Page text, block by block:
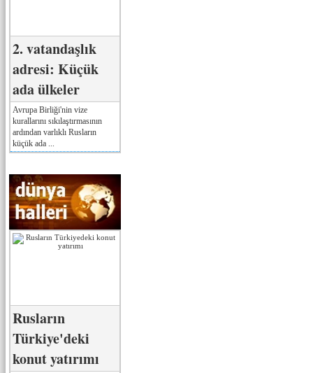
2. vatandaşlık
adresi: Küçük
ada ülkeler
Avrupa Birliği'nin vize
kurallarını sıkılaştırmasının
ardından varlıklı Rusların
küçük ada ...
Rusların
Türkiye'deki
konut yatırımı